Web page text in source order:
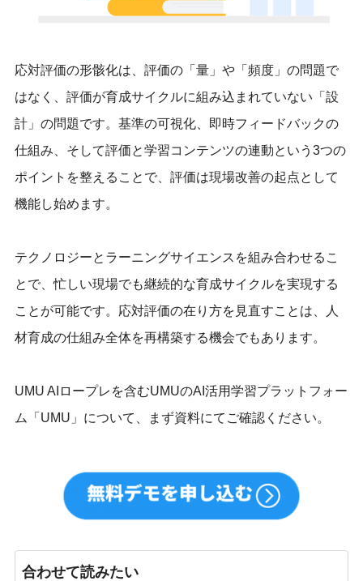
応対評価の形骸化は、評価の「量」や「頻度」の問題で
はなく、評価が育成サイクルに組み込まれていない「設
計」の問題です。基準の可視化、即時フィードバックの
仕組み、そして評価と学習コンテンツの連動という3つの
ポイントを整えることで、評価は現場改善の起点として
機能し始めます。
テクノロジーとラーニングサイエンスを組み合わせるこ
とで、忙しい現場でも継続的な育成サイクルを実現する
ことが可能です。応対評価の在り方を見直すことは、人
材育成の仕組み全体を再構築する機会でもあります。
UMU AIロープレを含むUMUのAI活用学習プラットフォー
ム「UMU」について、まず資料にてご確認ください。
合わせて読みたい